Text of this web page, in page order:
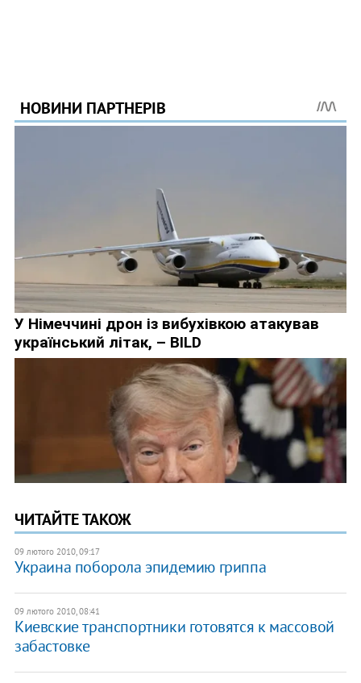
ЧИТАЙТЕ ТАКОЖ
09 лютого 2010, 09:17
Украина поборола эпидемию гриппа
09 лютого 2010, 08:41
Киевские транспортники готовятся к массовой
забастовке